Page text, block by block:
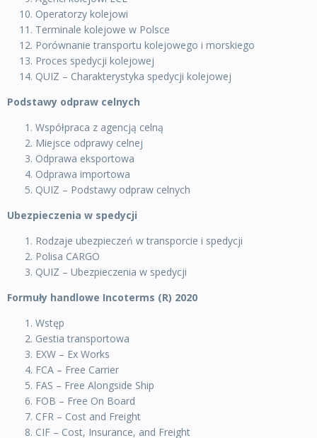
Operatorzy kolejowi
Terminale kolejowe w Polsce
Porównanie transportu kolejowego i morskiego
Proces spedycji kolejowej
QUIZ – Charakterystyka spedycji kolejowej
Podstawy odpraw celnych
Współpraca z agencją celną
Miejsce odprawy celnej
Odprawa eksportowa
Odprawa importowa
QUIZ – Podstawy odpraw celnych
Ubezpieczenia w spedycji
Rodzaje ubezpieczeń w transporcie i spedycji
Polisa CARGO
QUIZ – Ubezpieczenia w spedycji
Formuły handlowe Incoterms (R) 2020
Wstęp
Gestia transportowa
EXW – Ex Works
FCA – Free Carrier
FAS – Free Alongside Ship
FOB – Free On Board
CFR – Cost and Freight
CIF – Cost, Insurance, and Freight